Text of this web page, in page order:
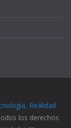
Realidad
los derechos